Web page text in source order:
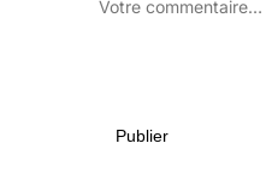
Publier